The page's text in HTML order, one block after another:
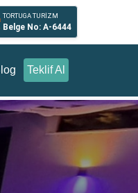
TORTUGA TURİZM
Belge No: A-6444
Teklif Al